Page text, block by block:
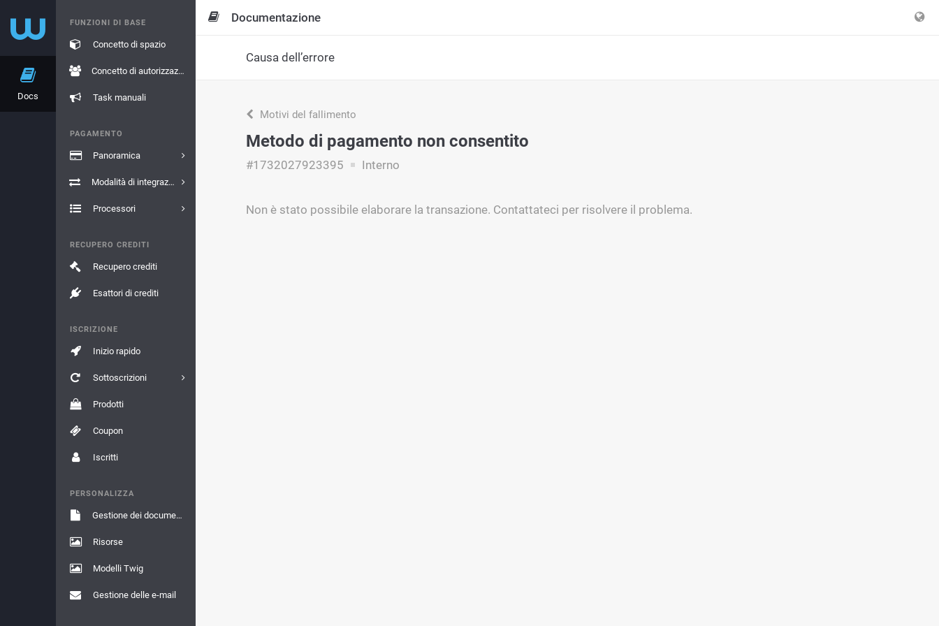
Docs
FUNZIONI DI BASE
Concetto di spazio
Concetto di autorizzazione
Task manuali
PAGAMENTO
Panoramica
Modalità di integrazione
Processori
RECUPERO CREDITI
Recupero crediti
Esattori di crediti
ISCRIZIONE
Inizio rapido
Sottoscrizioni
Prodotti
Coupon
Iscritti
PERSONALIZZA
Gestione dei documenti
Risorse
Modelli Twig
Gestione delle e-mail
Documentazione
Causa dell’errore
Motivi del fallimento
Metodo di pagamento non consentito
#1732027923395 Interno
Non è stato possibile elaborare la transazione. Contattateci per risolvere il problema.